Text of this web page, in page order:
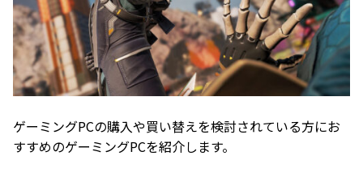
ゲーミングPCの購入や買い替えを検討されている方にお
すすめのゲーミングPCを紹介します。